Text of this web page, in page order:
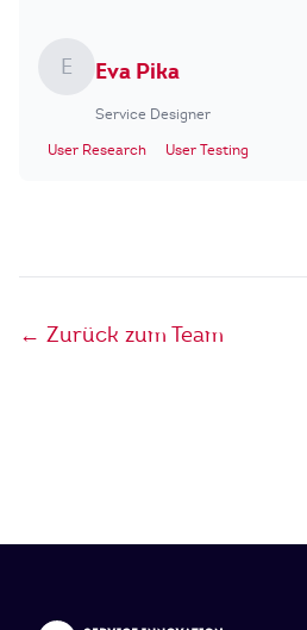
E Eva Pika
Service Designer
User Research
User Testing
← Zurück zum Team